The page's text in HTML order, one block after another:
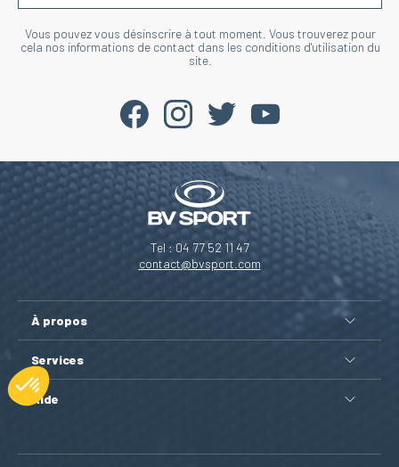
Vous pouvez vous désinscrire à tout moment. Vous trouverez pour
cela nos informations de contact dans les conditions d'utilisation du
site.
Tel : 04 77 52 11 47
contact@bvsport.com
À propos
Services
Aide